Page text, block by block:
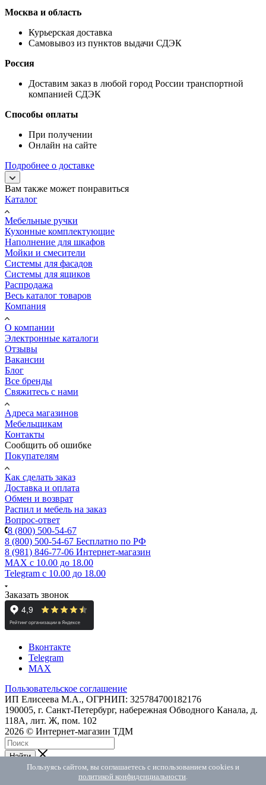
Москва и область
Курьерская доставка
Самовывоз из пунктов выдачи СДЭК
Россия
Доставим заказ в любой город России транспортной
компанией СДЭК
Способы оплаты
При получении
Онлайн на сайте
Подробнее о доставке
Вам также может понравиться
Каталог
Мебельные ручки
Кухонные комплектующие
Наполнение для шкафов
Мойки и смесители
Системы для фасадов
Системы для ящиков
Распродажа
Весь каталог товаров
Компания
О компании
Электронные каталоги
Отзывы
Вакансии
Блог
Все бренды
Свяжитесь с нами
Адреса магазинов
Мебельщикам
Контакты
Сообщить об ошибке
Покупателям
Как сделать заказ
Доставка и оплата
Обмен и возврат
Распил и мебель на заказ
Вопрос-ответ
8 (800) 500-54-67
8 (800) 500-54-67 Бесплатно по РФ
8 (981) 846-77-06 Интернет-магазин
MAX с 10.00 до 18.00
Telegram с 10.00 до 18.00
Заказать звонок
Вконтакте
Telegram
MAX
Пользовательское соглашение
ИП Елисеева М.А., ОГРНИП: 325784700182176
190005, г. Санкт-Петербург, набережная Обводного Канала, д.
118А, лит. Ж, пом. 102
2026 © Интернет-магазин ТДМ
Найти
Пользуясь сайтом, вы соглашаетесь с использованием cookies и
политикой конфиденциальности.
Telegram